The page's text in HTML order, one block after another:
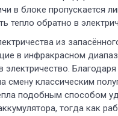
в блоке пропускается
тепло обратно в
из
в инфракрасном
электричество.
смену классическим
подобным способом
тогда как